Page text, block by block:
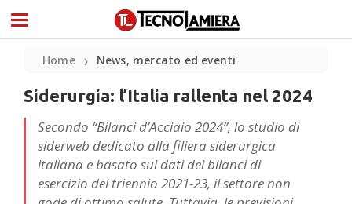
Home ❯ News, mercato ed eventi
Siderurgia: l’Italia rallenta nel 2024
Secondo “Bilanci d’Acciaio 2024”, lo studio di
siderweb dedicato alla filiera siderurgica
italiana e basato sui dati dei bilanci di
esercizio del triennio 2021-23, il settore non